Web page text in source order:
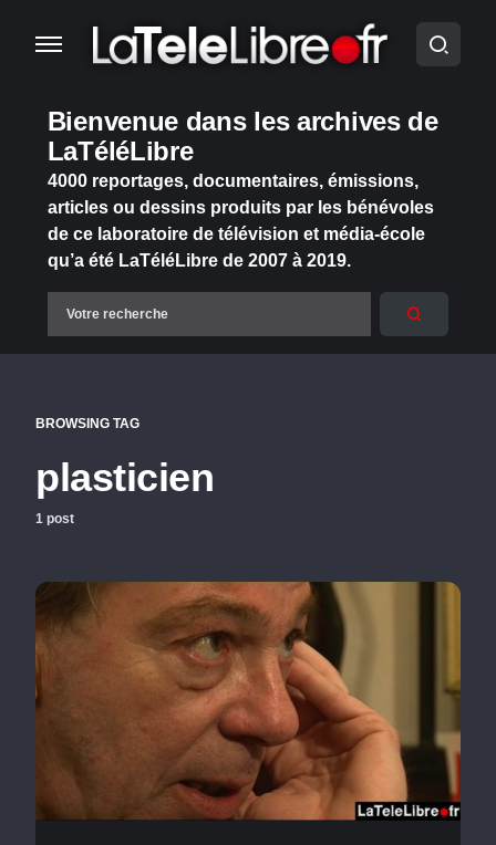
Bienvenue dans les archives de
LaTéléLibre
4000 reportages, documentaires, émissions,
articles ou dessins produits par les bénévoles
de ce laboratoire de télévision et média-école
qu’a été LaTéléLibre de 2007 à 2019.
BROWSING TAG
plasticien
1 post